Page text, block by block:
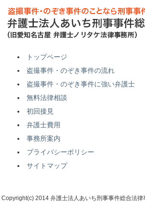
トップページ
盗撮事件・のぞき事件の流れ
盗撮事件・のぞき事件に強い弁護士
無料法律相談
初回接見
弁護士費用
事務所案内
プライバシーポリシー
サイトマップ
Copyright(c) 2014 弁護士法人あいち刑事事件総合法